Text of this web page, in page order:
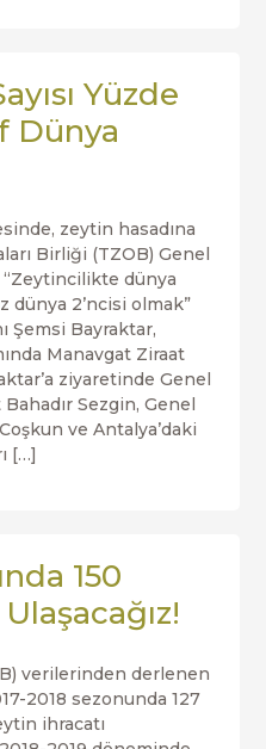
Yüzde
Dünya
zeytin hasadına
Birliği (TZOB) Genel
“Zeytincilikte dünya
dünya 2’ncisi olmak”
Şemsi Bayraktar,
Manavgat Ziraat
ziyaretinde Genel
Bahadır Sezgin, Genel
ve Antalya’daki
[…]
150
verilerinden derlenen
2018 sezonunda 127
ihracatı